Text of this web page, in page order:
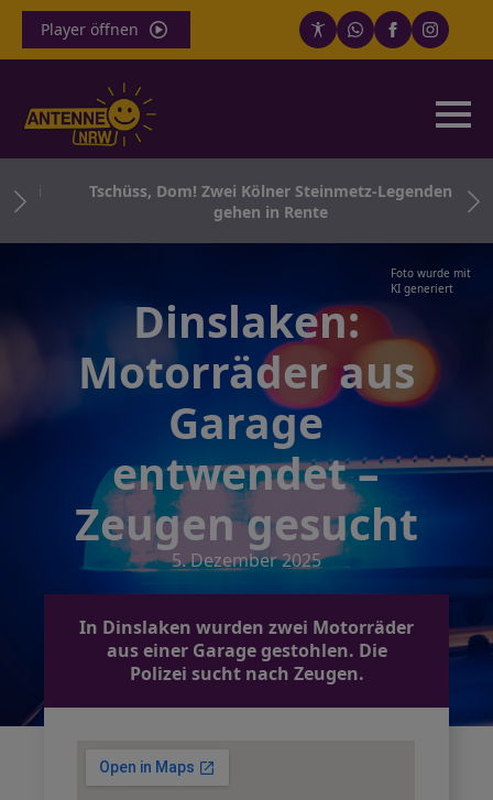
Player öffnen
Tschüss, Dom! Zwei Kölner Steinmetz-Legenden
gehen in Rente
Foto wurde mit
KI generiert
Dinslaken:
Motorräder aus
Garage
entwendet –
Zeugen gesucht
5. Dezember 2025
In Dinslaken wurden zwei Motorräder
aus einer Garage gestohlen. Die
Polizei sucht nach Zeugen.